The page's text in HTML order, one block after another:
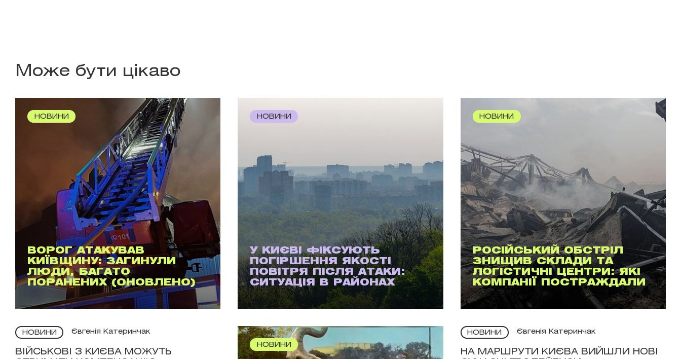
Може бути цікаво
НОВИНИ
ВОРОГ АТАКУВАВ
КИЇВЩИНУ: ЗАГИНУЛИ
ЛЮДИ, БАГАТО
ПОРАНЕНИХ (ОНОВЛЕНО)
НОВИНИ
У КИЄВІ ФІКСУЮТЬ
ПОГІРШЕННЯ ЯКОСТІ
ПОВІТРЯ ПІСЛЯ АТАКИ:
СИТУАЦІЯ В РАЙОНАХ
НОВИНИ
РОСІЙСЬКИЙ ОБСТРІЛ
ЗНИЩИВ СКЛАДИ ТА
ЛОГІСТИЧНІ ЦЕНТРИ: ЯКІ
КОМПАНІЇ ПОСТРАЖДАЛИ
НОВИНИ Євгенія Катеринчак
ВІЙСЬКОВІ З КИЄВА МОЖУТЬ
НОВИНИ
НОВИНИ Євгенія Катеринчак
НА МАРШРУТИ КИЄВА ВИЙШЛИ НОВІ